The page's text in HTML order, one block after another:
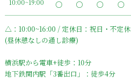
10:00~19:00 〇 〇 〇 〇
△：10:00~16:00 / 定休日：祝日・不定休
(昼休憩なしの通し診療)
横浜駅から電車+徒歩：10分
地下鉄関内駅「3番出口」：徒歩4分